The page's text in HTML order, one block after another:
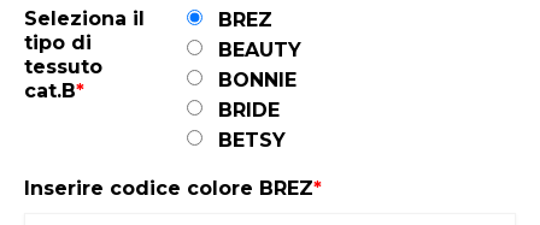
Seleziona il
tipo di
tessuto
cat.B*
BREZ
BEAUTY
BONNIE
BRIDE
BETSY
Inserire codice colore BREZ*